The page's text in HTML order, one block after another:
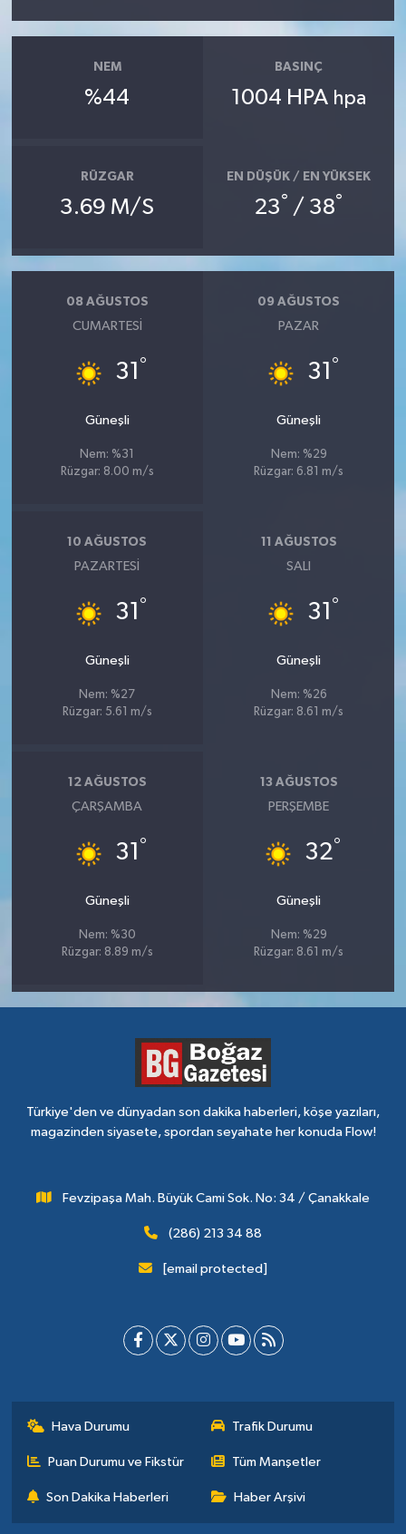
NEM
%44
BASINÇ
1004 HPA hpa
RÜZGAR
3.69 M/S
EN DÜŞÜK / EN YÜKSEK
23° / 38°
08 AĞUSTOS
CUMARTESI
31 °
Güneşli
Nem: %31
Rüzgar: 8.00 m/s
09 AĞUSTOS
PAZAR
31 °
Güneşli
Nem: %29
Rüzgar: 6.81 m/s
10 AĞUSTOS
PAZARTESI
31 °
Güneşli
Nem: %27
Rüzgar: 5.61 m/s
11 AĞUSTOS
SALI
31 °
Güneşli
Nem: %26
Rüzgar: 8.61 m/s
12 AĞUSTOS
ÇARŞAMBA
31 °
Güneşli
Nem: %30
Rüzgar: 8.89 m/s
13 AĞUSTOS
PERŞEMBE
32°
Güneşli
Nem: %29
Rüzgar: 8.61 m/s
Türkiye'den ve dünyadan son dakika haberleri, köşe yazıları,
magazinden siyasete, spordan seyahate her konuda Flow!
Fevzipaşa Mah. Büyük Cami Sok. No: 34 / Çanakkale
(286) 213 34 88
[email protected]
Hava Durumu Trafik Durumu
Puan Durumu ve Fikstür Tüm Manşetler
Son Dakika Haberleri Haber Arşivi